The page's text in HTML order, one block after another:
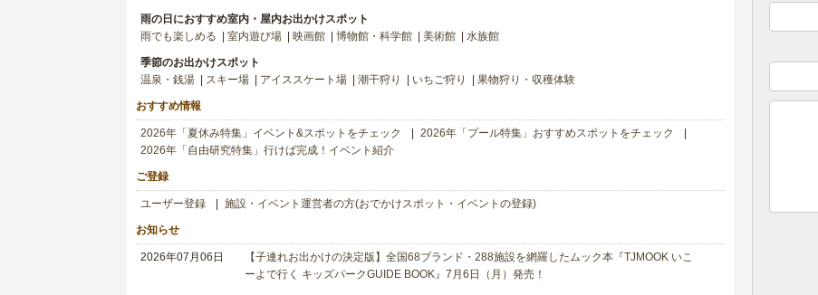
雨の日におすすめ室内・屋内お出かけスポット
雨でも楽しめる
室内遊び場 映画館 博物館・科学館 美術館 水族館
季節のお出かけスポット
温泉・銭湯
スキー場 アイススケート場 潮干狩り いちご狩り 果物狩り・収穫体験
おすすめ情報
2026年「夏休み特集」イベント&スポットをチェック
2026年「プール特集」おすすめスポットをチェック
2026年「自由研究特集」行けば完成！イベント紹介
ご登録
ユーザー登録 施設・イベント運営者の方(おでかけスポット・イベントの登録)
お知らせ
2026年07月06日
【子連れお出かけの決定版】全国68ブランド・288施設を網羅したムック本『TJMOOK いこ
ーよで行く キッズパークGUIDE BOOK』7月6日（月）発売！